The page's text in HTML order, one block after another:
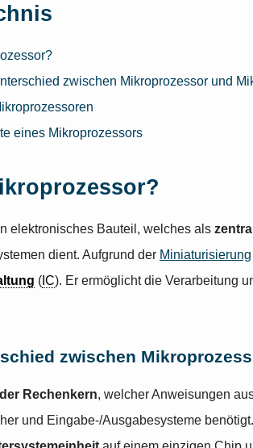
zwischen Mikroprozessor und
eines Mikroprozessors
elektronisches Bauteil, welches als
dient. Aufgrund der Miniaturisierung
( IC). Er ermöglicht die Verarbeitung
zwischen
Rechenkern, welcher Anweisungen
und Eingabe-/Ausgabesysteme